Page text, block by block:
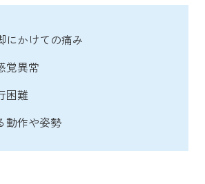
にかけての痛み
覚異常
困難
動作や姿勢